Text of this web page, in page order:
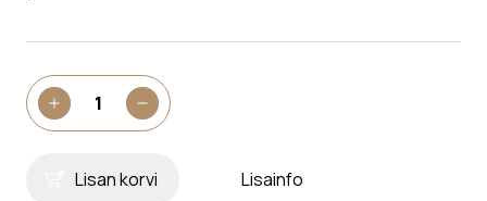
+
Kohviuba
Jolly
Crema
-
Lisan korvi Lisainfo